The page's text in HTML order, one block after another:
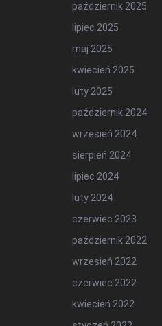
październik 2025
lipiec 2025
maj 2025
kwiecień 2025
luty 2025
październik 2024
wrzesień 2024
sierpień 2024
lipiec 2024
luty 2024
czerwiec 2023
październik 2022
wrzesień 2022
czerwiec 2022
kwiecień 2022